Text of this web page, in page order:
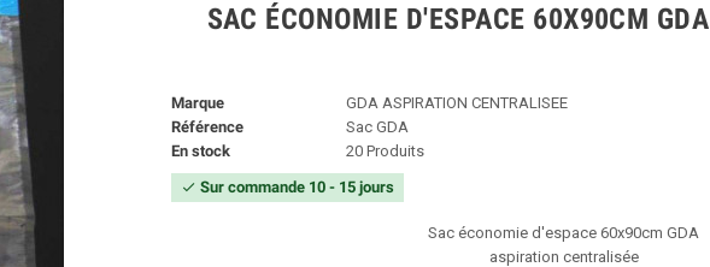
SAC ÉCONOMIE D'ESPACE 60X90CM GDA
Marque
GDA ASPIRATION CENTRALISEE
Référence
Sac GDA
En stock
20 Produits
check Sur commande 10 - 15 jours
Sac économie d'espace 60x90cm GDA
aspiration centralisée